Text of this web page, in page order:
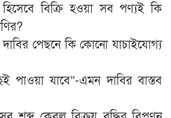
বিক্রি হওয়া সব পণ্যই কি
পেছনে কি কোনো যাচাইযোগ্য
পাওয়া যাবে”-এমন দাবির বাস্তব